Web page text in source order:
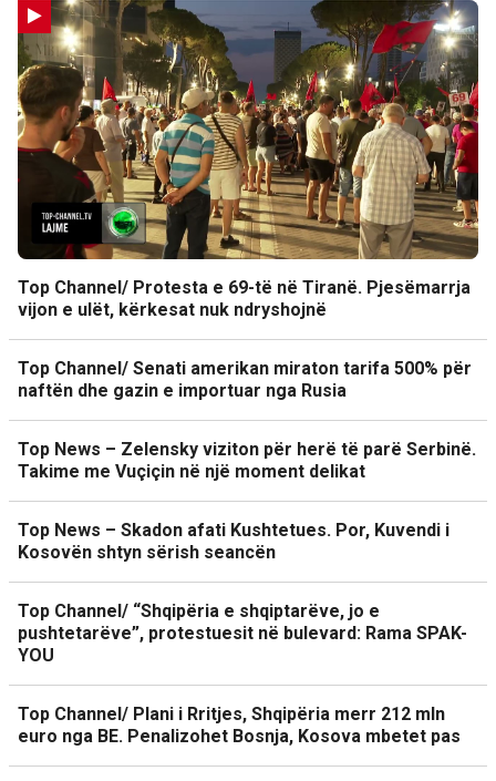
Top Channel/ Protesta e 69-të në Tiranë. Pjesëmarrja
vijon e ulët, kërkesat nuk ndryshojnë
Top Channel/ Senati amerikan miraton tarifa 500% për
naftën dhe gazin e importuar nga Rusia
Top News – Zelensky viziton për herë të parë Serbinë.
Takime me Vuçiçin në një moment delikat
Top News – Skadon afati Kushtetues. Por, Kuvendi i
Kosovën shtyn sërish seancën
Top Channel/ “Shqipëria e shqiptarëve, jo e
pushtetarëve”, protestuesit në bulevard: Rama SPAK-
YOU
Top Channel/ Plani i Rritjes, Shqipëria merr 212 mln
euro nga BE. Penalizohet Bosnja, Kosova mbetet pas